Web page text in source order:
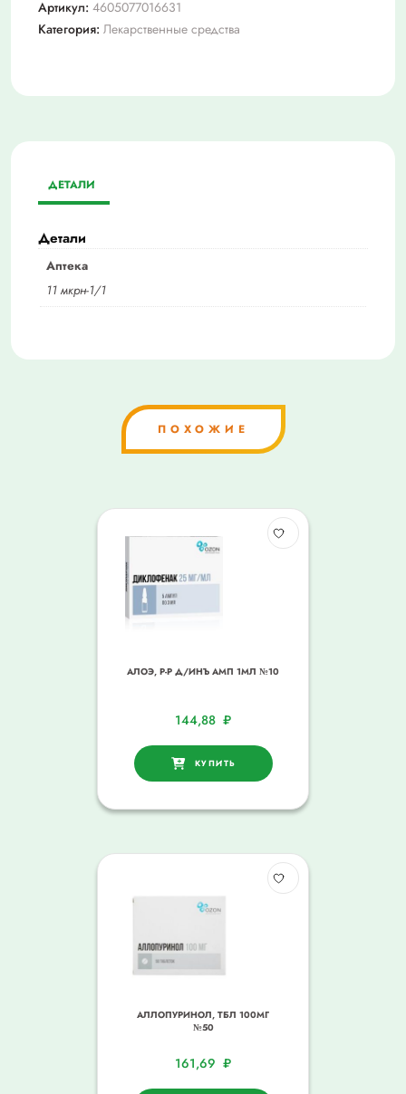
Артикул: 4605077016631
Категория: Лекарственные средства
ДЕТАЛИ
Детали
Аптека
11 мкрн-1/1
ПОХОЖИЕ
АЛОЭ, Р-Р Д/ИНЪ АМП 1МЛ №10
144,88 ₽
КУПИТЬ
АЛЛОПУРИНОЛ, ТБЛ 100МГ
№50
161,69 ₽